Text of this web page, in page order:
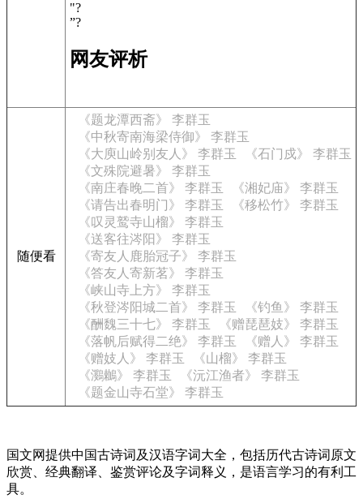
"?
”?
网友评析
随便看
《题龙潭西斋》 李群玉
《中秋寄南海梁侍御》 李群玉
《大庾山岭别友人》 李群玉
《石门戍》 李群玉
《文殊院避暑》 李群玉
《南庄春晚二首》 李群玉
《湘妃庙》 李群玉
《请告出春明门》 李群玉
《移松竹》 李群玉
《叹灵鹫寺山榴》 李群玉
《送客往涔阳》 李群玉
《寄友人鹿胎冠子》 李群玉
《答友人寄新茗》 李群玉
《峡山寺上方》 李群玉
《秋登涔阳城二首》 李群玉
《钓鱼》 李群玉
《酬魏三十七》 李群玉
《赠琵琶妓》 李群玉
《落帆后赋得二绝》 李群玉
《赠人》 李群玉
《赠妓人》 李群玉
《山榴》 李群玉
《鸂鶒》 李群玉
《沅江渔者》 李群玉
《题金山寺石堂》 李群玉
国文网提供中国古诗词及汉语字词大全，包括历代古诗词原文
欣赏、经典翻译、鉴赏评论及字词释义，是语言学习的有利工
具。